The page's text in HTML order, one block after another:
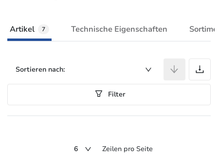
Artikel 7 Technische Eigenschaften
Sortieren nach:
Filter
6 Zeilen pro Seite